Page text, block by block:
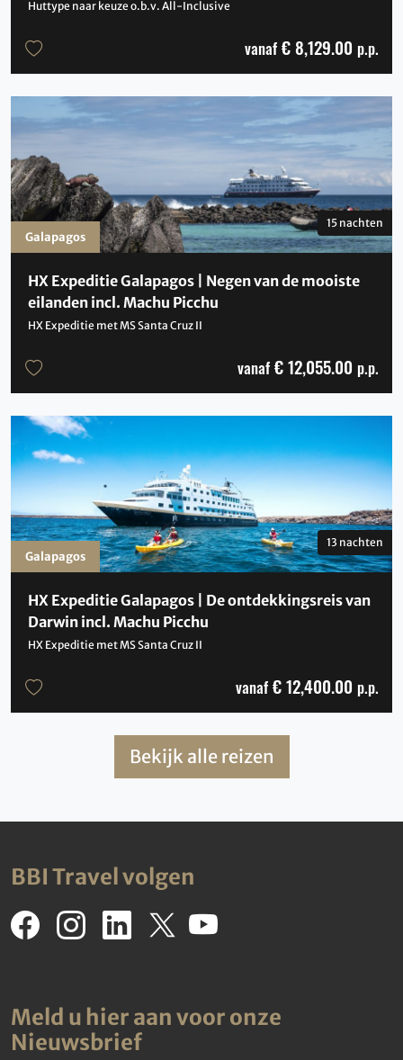
Huttype naar keuze o.b.v. All-Inclusive
vanaf € 8,129.00 p.p.
HX Expeditie Galapagos | Negen van de mooiste
eilanden incl. Machu Picchu
HX Expeditie met MS Santa Cruz II
15 nachten
vanaf € 12,055.00 p.p.
Galapagos
HX Expeditie Galapagos | De ontdekkingsreis van
Darwin incl. Machu Picchu
HX Expeditie met MS Santa Cruz II
13 nachten
vanaf € 12,400.00 p.p.
Galapagos
Bekijk alle reizen
BBI Travel volgen
Meld u hier aan voor onze
Nieuwsbrief